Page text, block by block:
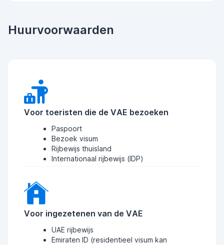
Huurvoorwaarden
Voor toeristen die de VAE bezoeken
Paspoort
Bezoek visum
Rijbewijs thuisland
Internationaal rijbewijs (IDP)
Voor ingezetenen van de VAE
UAE rijbewijs
Emiraten ID (residentieel visum kan